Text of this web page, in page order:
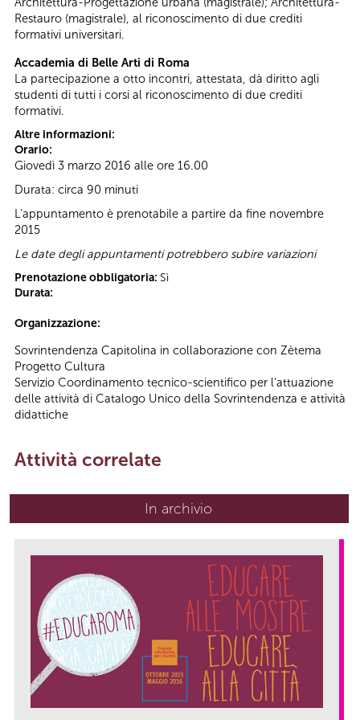
Restauro (magistrale), al riconoscimento di due crediti
formativi universitari.
Accademia di Belle Arti di Roma
La partecipazione a otto incontri, attestata, dà diritto agli
studenti di tutti i corsi al riconoscimento di due crediti
formativi.
Altre informazioni:
Orario:
Giovedì 3 marzo 2016 alle ore 16.00
Durata: circa 90 minuti
L'appuntamento è prenotabile a partire da fine novembre
2015
Le date degli appuntamenti potrebbero subire variazioni
Prenotazione obbligatoria: Sì
Durata:
Organizzazione:
Sovrintendenza Capitolina in collaborazione con Zètema
Progetto Cultura
Servizio Coordinamento tecnico-scientifico per l’attuazione
delle attività di Catalogo Unico della Sovrintendenza e attività
didattiche
Attività correlate
In archivio